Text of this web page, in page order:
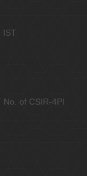
IST
No. of CSIR-4PI